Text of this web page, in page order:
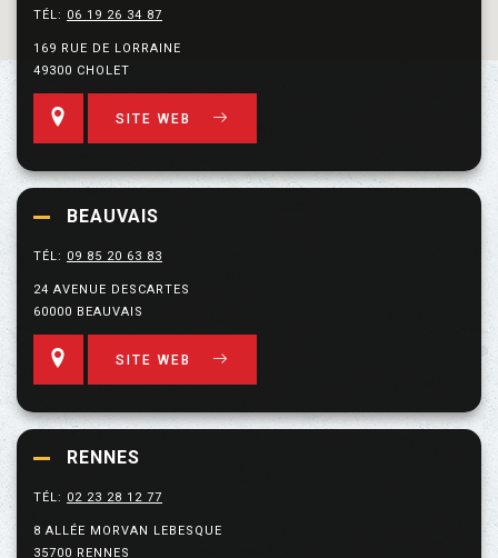
TÉL: 06 19 26 34 87
169 RUE DE LORRAINE
49300 CHOLET
SITE WEB
BEAUVAIS
TÉL: 09 85 20 63 83
24 AVENUE DESCARTES
60000 BEAUVAIS
SITE WEB
RENNES
TÉL: 02 23 28 12 77
8 ALLÉE MORVAN LEBESQUE
35700 RENNES